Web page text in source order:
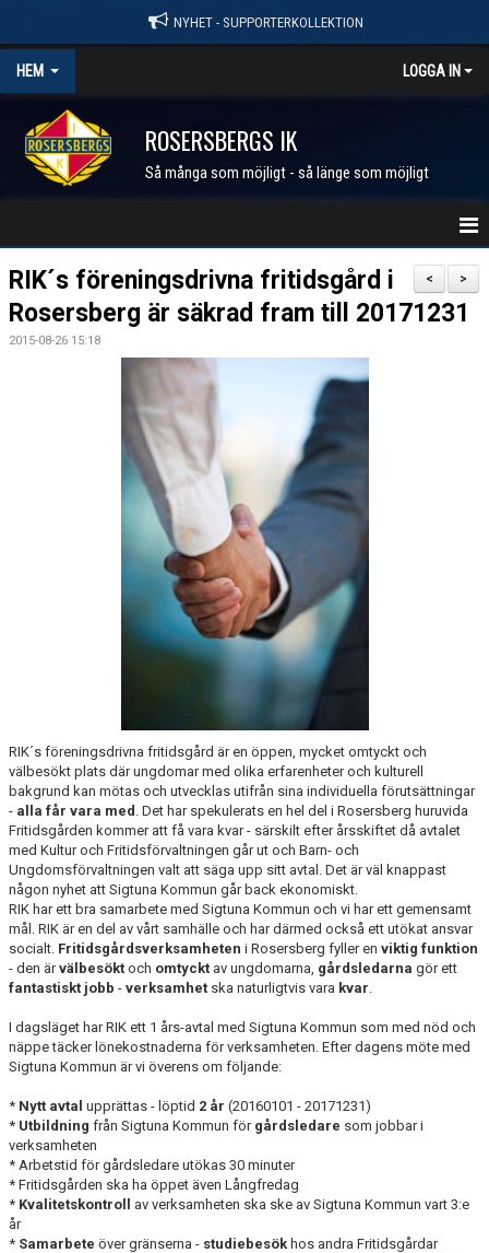
NYHET - SUPPORTERKOLLEKTION
HEM LOGGA IN
ROSERSBERGS IK
Så många som möjligt - så länge som möjligt
STARTSIDA
NYHETER
INFORMATION TILL LEDARE
>
<
RIK´s föreningsdrivna fritidsgård i
Rosersberg är säkrad fram till 20171231
2015-08-26 15:18
RIK´s föreningsdrivna fritidsgård är en öppen, mycket omtyckt och
välbesökt plats där ungdomar med olika erfarenheter och kulturell
bakgrund kan mötas och utvecklas utifrån sina individuella förutsättningar
- alla får vara med . Det har spekulerats en hel del i Rosersberg huruvida
Fritidsgården kommer att få vara kvar - särskilt efter årsskiftet då avtalet
med Kultur och Fritidsförvaltningen går ut och Barn- och
Ungdomsförvaltningen valt att säga upp sitt avtal. Det är väl knappast
någon nyhet att Sigtuna Kommun går back ekonomiskt.
RIK har ett bra samarbete med Sigtuna Kommun och vi har ett gemensamt
mål. RIK är en del av vårt samhälle och har därmed också ett utökat ansvar
socialt. Fritidsgårdsverksamheten i Rosersberg fyller en viktig funktion
- den ärvälbesökt och omtyckt av ungdomarna, gårdsledarna gör ett
fantastiskt jobb - verksamhet ska naturligtvis vara kvar.
I dagsläget har RIK ett 1 års-avtal med Sigtuna Kommun som med nöd och
näppe täcker lönekostnaderna för verksamheten. Efter dagens möte med
Sigtuna Kommun är vi överens om följande:
* Nytt avtal upprättas - löptid 2 år (20160101 - 20171231)
* Utbildning från Sigtuna Kommun för gårdsledare som jobbar i
verksamheten
* Arbetstid för gårdsledare utökas 30 minuter
* Fritidsgården ska ha öppet även Långfredag
* Kvalitetskontroll
av verksamheten ska ske av Sigtuna Kommun vart 3:e
år
* Samarbete över gränserna - studiebesök hos andra Fritidsgårdar